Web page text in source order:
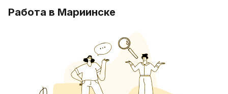
Работа в Мариинске